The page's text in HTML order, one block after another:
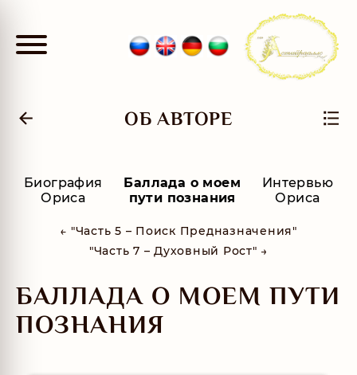
ОБ АВТОРЕ
Биография
Ориса
Баллада о моем
пути познания
Интервью
Ориса
← "Часть 5 – Поиск Предназначения"
"Часть 7 – Духовный Рост" →
БАЛЛАДА О МОЕМ ПУТИ
ПОЗНАНИЯ